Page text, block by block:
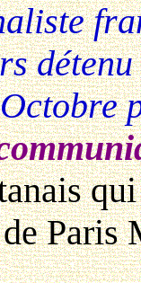
Paris